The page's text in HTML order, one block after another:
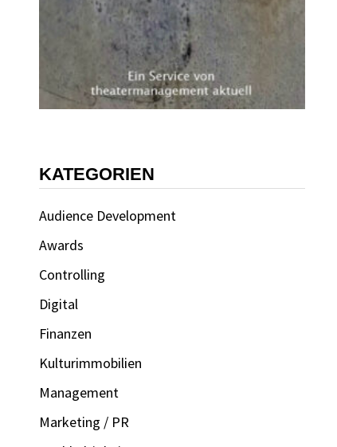
KATEGORIEN
Audience Development
Awards
Controlling
Digital
Finanzen
Kulturimmobilien
Management
Marketing / PR